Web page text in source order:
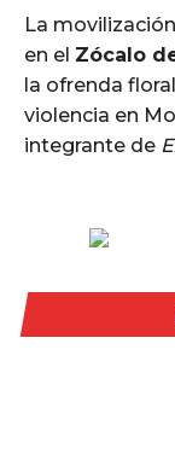
La
en el Zócalo
la ofrenda
violencia en
integrante de